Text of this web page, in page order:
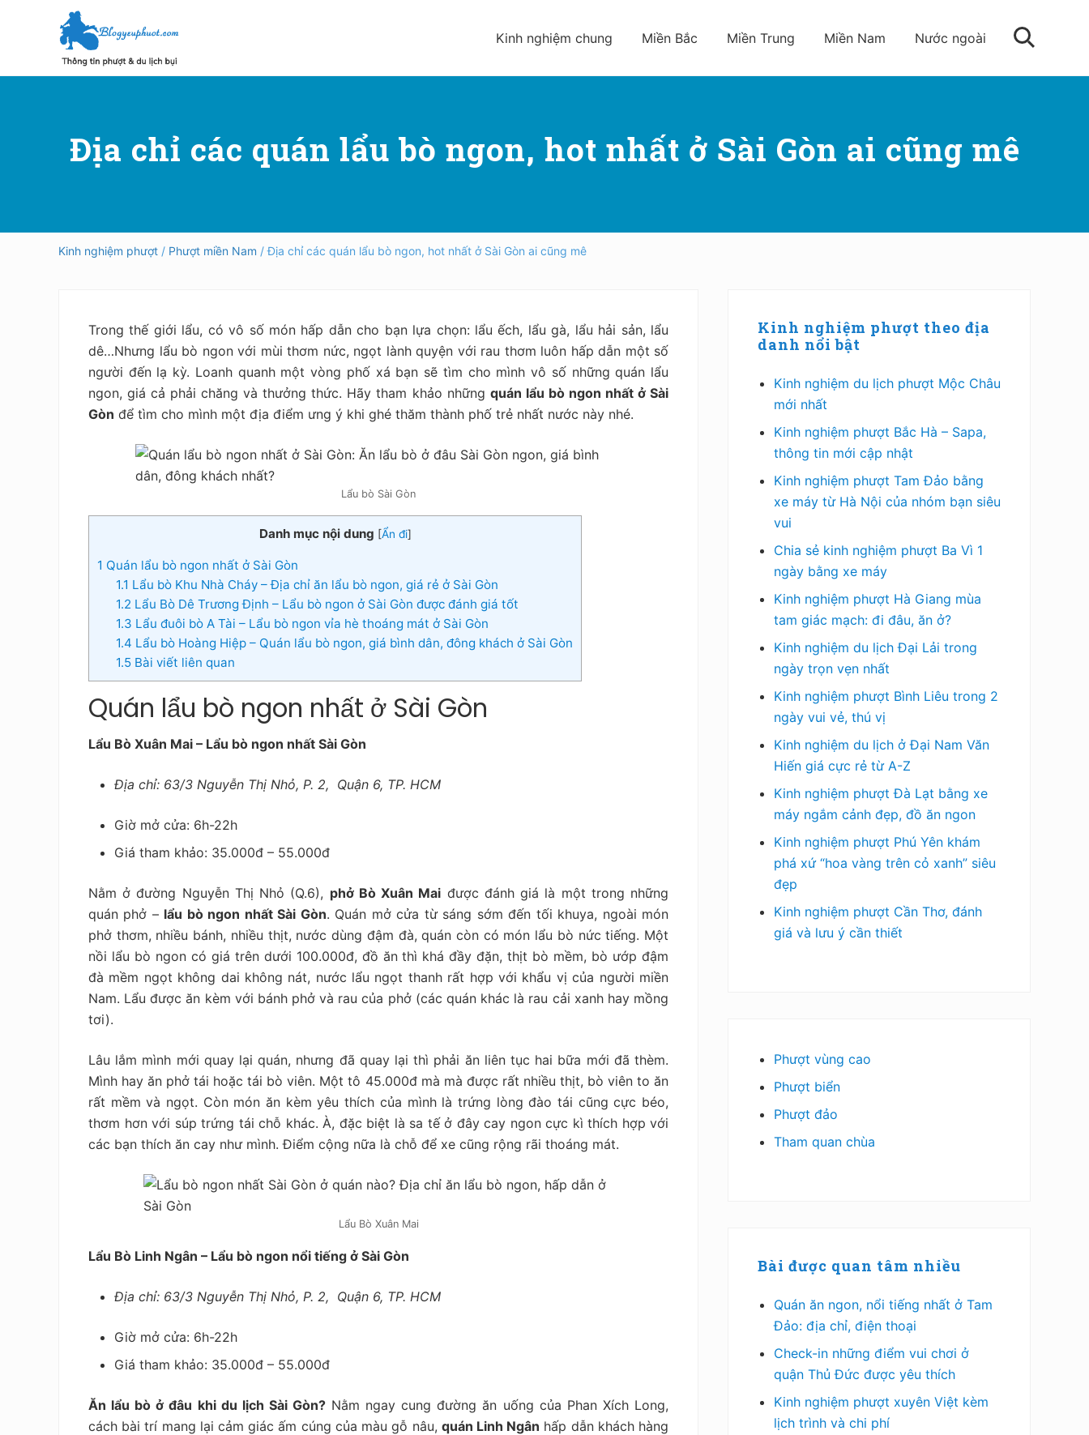
header
content
sidebarHướng
lịch
ngoài
nước
nghiệm,
Kinh nghiệm chung Miền Bắc Miền Trung Miền Nam Nước ngoài
Tìm
Địa chỉ các quán lẩu bò ngon, hot nhất ở Sài Gòn ai cũng mê
Kinh nghiệm phượt / Phượt miền Nam / Địa chỉ các quán lẩu bò ngon, hot nhất ở Sài Gòn ai cũng mê
Trong thế giới lẩu, có vô số món hấp dẫn cho bạn lựa chọn: lẩu ếch, lẩu gà, lẩu hải sản, lẩu
dê…Nhưng lẩu bò ngon với mùi thơm nức, ngọt lành quyện với rau thơm luôn hấp dẫn một số
người đến lạ kỳ. Loanh quanh một vòng phố xá bạn sẽ tìm cho mình vô số những quán lẩu
ngon, giá cả phải chăng và thưởng thức. Hãy tham khảo những quán lẩu bò ngon nhất ở Sài
Gòn để tìm cho mình một địa điểm ưng ý khi ghé thăm thành phố trẻ nhất nước này nhé.
Lẩu bò Sài Gòn
Danh mục nội dung [Ẩn đi]
1 Quán lẩu bò ngon nhất ở Sài Gòn
1.1 Lẩu bò Khu Nhà Cháy – Địa chỉ ăn lẩu bò ngon, giá rẻ ở Sài Gòn
1.2 Lẩu Bò Dê Trương Định – Lẩu bò ngon ở Sài Gòn được đánh giá tốt
1.3 Lẩu đuôi bò A Tài – Lẩu bò ngon vỉa hè thoáng mát ở Sài Gòn
1.4 Lẩu bò Hoàng Hiệp – Quán lẩu bò ngon, giá bình dân, đông khách ở Sài Gòn
1.5Bài viết liên quan
Quán lẩu bò ngon nhất ở Sài Gòn
Lẩu Bò Xuân Mai – Lẩu bò ngon nhất Sài Gòn
Địa chỉ: 63/3 Nguyễn Thị Nhỏ, P. 2, Quận 6, TP. HCM
Giờ mở cửa: 6h-22h
Giá tham khảo: 35.000đ – 55.000đ
Nằm ở đường Nguyễn Thị Nhỏ (Q.6), phở Bò Xuân Mai được đánh giá là một trong những
quán phở – lẩu bò ngon nhất Sài Gòn. Quán mở cửa từ sáng sớm đến tối khuya, ngoài món
phở thơm, nhiều bánh, nhiều thịt, nước dùng đậm đà, quán còn có món lẩu bò nức tiếng. Một
nồi lẩu bò ngon có giá trên dưới 100.000đ, đồ ăn thì khá đầy đặn, thịt bò mềm, bò ướp đậm
đà mềm ngọt không dai không nát, nước lẩu ngọt thanh rất hợp với khẩu vị của người miền
Nam. Lẩu được ăn kèm với bánh phở và rau của phở (các quán khác là rau cải xanh hay mồng
tơi).
Lâu lắm mình mới quay lại quán, nhưng đã quay lại thì phải ăn liên tục hai bữa mới đã thèm.
Mình hay ăn phở tái hoặc tái bò viên. Một tô 45.000đ mà mà được rất nhiều thịt, bò viên to ăn
rất mềm và ngọt. Còn món ăn kèm yêu thích của mình là trứng lòng đào tái cũng cực béo,
thơm hơn với súp trứng tái chỗ khác. À, đặc biệt là sa tế ở đây cay ngon cực kì thích hợp với
các bạn thích ăn cay như mình. Điểm cộng nữa là chỗ để xe cũng rộng rãi thoáng mát.
Lẩu Bò Xuân Mai
Lẩu Bò Linh Ngân – Lẩu bò ngon nổi tiếng ở Sài Gòn
Địa chỉ: 63/3 Nguyễn Thị Nhỏ, P. 2, Quận 6, TP. HCM
Giờ mở cửa: 6h-22h
Giá tham khảo: 35.000đ – 55.000đ
Ăn lẩu bò ở đâu khi du lịch Sài Gòn?Nằm ngay cung đường ăn uống của Phan Xích Long,
cách bài trí mang lại cảm giác ấm cúng của màu gỗ nâu, quán Linh Ngân hấp dẫn khách hàng
chính
Kinh nghiệm phượt theo địa
danh nổi bật
Kinh nghiệm du lịch phượt Mộc Châu
mới nhất
Kinh nghiệm phượt Bắc Hà – Sapa,
thông tin mới cập nhật
Kinh nghiệm phượt Tam Đảo bằng
xe máy từ Hà Nội của nhóm bạn siêu
vui
Chia sẻ kinh nghiệm phượt Ba Vì 1
ngày bằng xe máy
Kinh nghiệm phượt Hà Giang mùa
tam giác mạch: đi đâu, ăn ở?
Kinh nghiệm du lịch Đại Lải trong
ngày trọn vẹn nhất
Kinh nghiệm phượt Bình Liêu trong 2
ngày vui vẻ, thú vị
Kinh nghiệm du lịch ở Đại Nam Văn
Hiến giá cực rẻ từ A-Z
Kinh nghiệm phượt Đà Lạt bằng xe
máy ngắm cảnh đẹp, đồ ăn ngon
Kinh nghiệm phượt Phú Yên khám
phá xứ “hoa vàng trên cỏ xanh” siêu
đẹp
Kinh nghiệm phượt Cần Thơ, đánh
giá và lưu ý cần thiết
Phượt vùng cao
Phượt biển
Phượt đảo
Tham quan chùa
Bài được quan tâm nhiều
Quán ăn ngon, nổi tiếng nhất ở Tam
Đảo: địa chỉ, điện thoại
Check-in những điểm vui chơi ở
quận Thủ Đức được yêu thích
Kinh nghiệm phượt xuyên Việt kèm
lịch trình và chi phí